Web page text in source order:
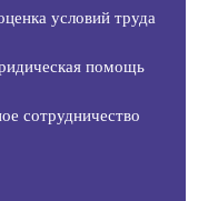
условий труда
помощь
сотрудничество